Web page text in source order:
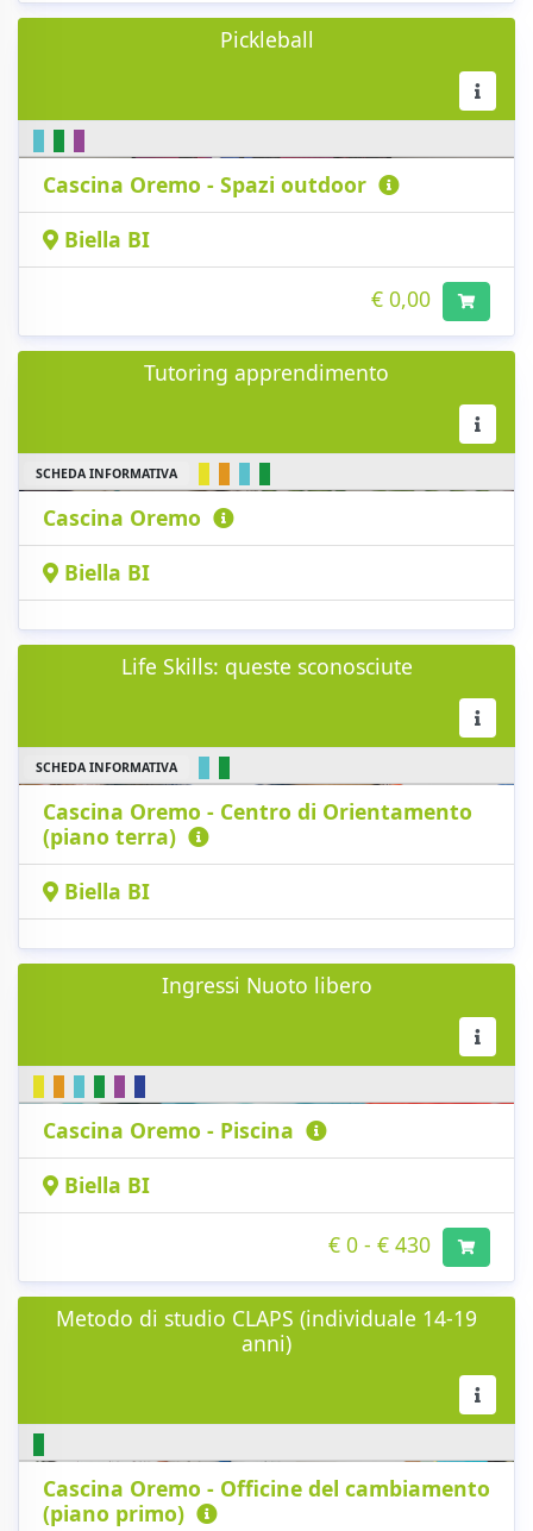
Pickleball
Cascina Oremo - Spazi outdoor
Biella BI
€ 0,00
Tutoring apprendimento
SCHEDA INFORMATIVA
Cascina Oremo
Biella BI
Life Skills: queste sconosciute
SCHEDA INFORMATIVA
Cascina Oremo - Centro di Orientamento
(piano terra)
Biella BI
Ingressi Nuoto libero
Cascina Oremo - Piscina
Biella BI
€ 0 - € 430
Metodo di studio CLAPS (individuale 14-19
anni)
Cascina Oremo - Officine del cambiamento
(piano primo)